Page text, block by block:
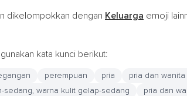
dikelompokkan dengan Keluarga emoji
kata kunci berikut:
perempuan pria
pria dan
sedang, warna kulit gelap-sedang
pria dan